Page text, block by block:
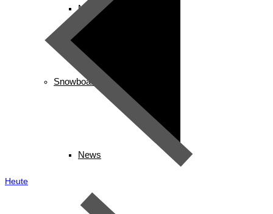
News
Snowboard
News
Heute